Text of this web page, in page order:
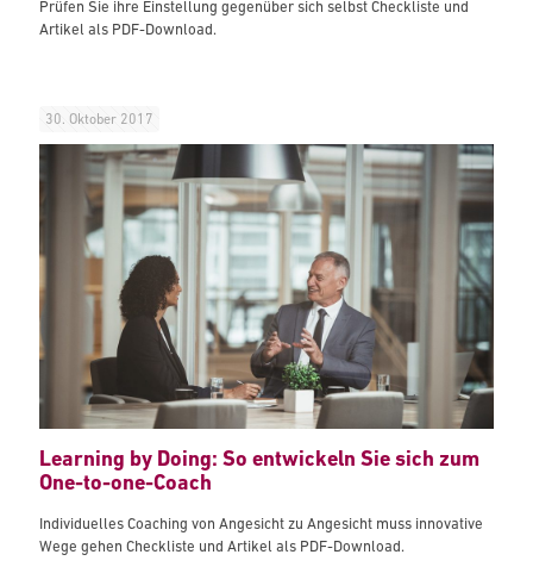
Prüfen Sie ihre Einstellung gegenüber sich selbst Checkliste und
Artikel als PDF-Download.
30. Oktober 2017
Learning by Doing: So entwickeln Sie sich zum
One-to-one-Coach
Individuelles Coaching von Angesicht zu Angesicht muss innovative
Wege gehen Checkliste und Artikel als PDF-Download.